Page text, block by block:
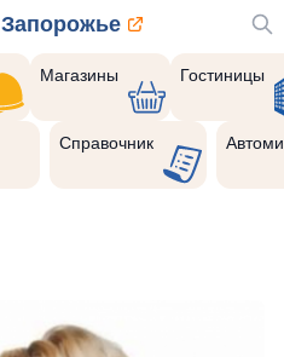
Запорожье
Магазины Гостиницы
Справочник